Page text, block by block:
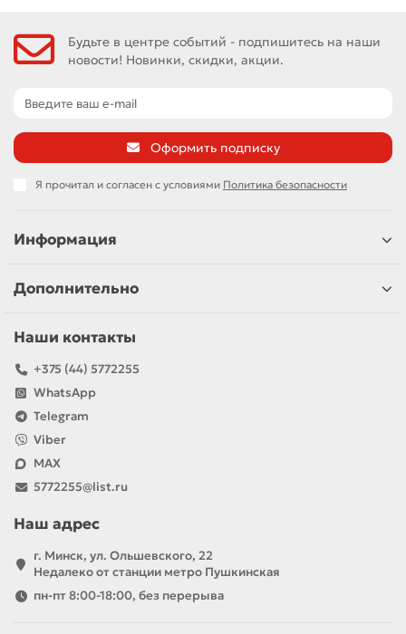
Будьте в центре событий - подпишитесь на наши
новости! Новинки, скидки, акции.
Оформить подписку
Я прочитал и согласен с условиями Политика безопасности
Информация
Дополнительно
Наши контакты
+375 (44) 5772255
WhatsApp
Telegram
Viber
MAX
5772255@list.ru
Наш адрес
г. Минск, ул. Ольшевского, 22
Недалеко от станции метро Пушкинская
пн-пт 8:00-18:00, без перерыва